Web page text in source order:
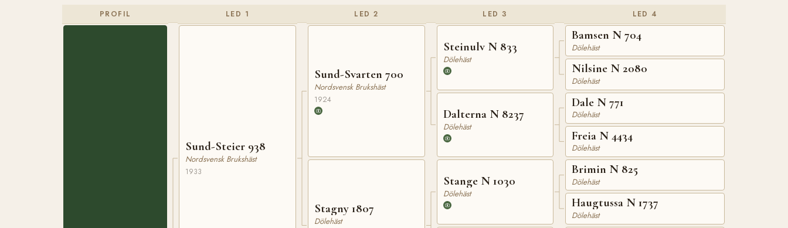
PROFIL LED 1
Sund-Steier 938
Nordsvensk Brukshäst
1933
LED 2
Sund-Svarten 700
Nordsvensk Brukshäst
1924
Stagny 1807
Dölehäst
LED 3
Steinulv N 833
Dölehäst
Dalterna N 8237
Dölehäst
Stange N 1030
Dölehäst
LED 4
Bamsen N 704
Dölehäst
Nilsine N 2080
Dölehäst
Dale N 771
Dölehäst
Freia N 4434
Dölehäst
Brimin N 825
Dölehäst
Haugtussa N 1737
Dölehäst